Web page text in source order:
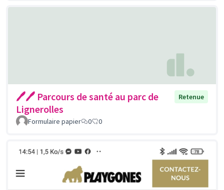
🖊🖊 Parcours de santé au parc de
Lignerolles
Retenue
Formulaire papier 0 0